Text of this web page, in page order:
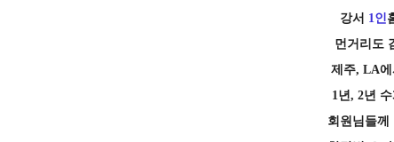
강서 1인
먼거리도
제주, LA에
1년, 2년
회원님들께